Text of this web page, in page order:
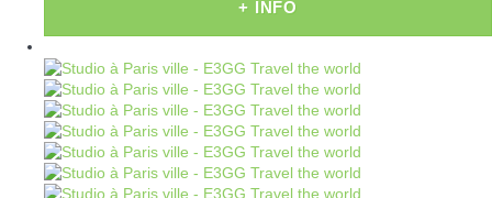
+ INFO